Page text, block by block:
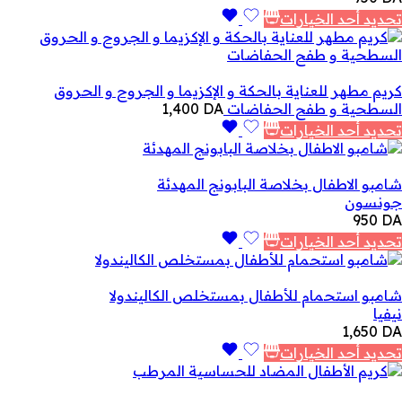
تحديد أحد الخيارات
كريم مطهر للعناية بالحكة و الإكزيما و الجروح و الحروق
السطحية و طفح الحفاضات
1,400 DA
تحديد أحد الخيارات
شامبو الاطفال بخلاصة البابونج المهدئة
جونسون
950 DA
تحديد أحد الخيارات
شامبو استحمام للأطفال بمستخلص الكاليندولا
نيفيا
1,650 DA
تحديد أحد الخيارات